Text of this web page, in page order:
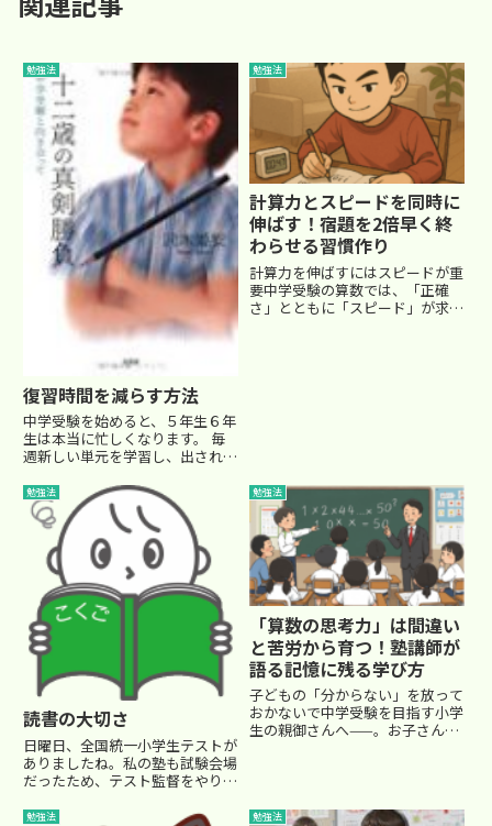
勉強法
復習時間を減らす方法
中学受験を始めると、５年生６年
生は本当に忙しくなります。 毎
週新しい単元を学習し、出される
でも宿題は、学習した内容を定着
させるための復習として必要なこ
とです。 手を抜いていると何も
定着しないままになってしま
い、...
勉強法
計算力とスピードを同時に
伸ばす！宿題を2倍早く終
わらせる習慣作り
計算力を伸ばすにはスピードが重
要中学受験の算数では、「正確
さ」とともに「スピード」が求め
勉強法
読書の大切さ
日曜日、全国統一小学生テストが
ありましたね。私の塾も試験会場
だったため、テスト監督をやりま
めて感じたことです。 私は小４
勉強法
「算数の思考力」は間違い
と苦労から育つ！塾講師が
語る記憶に残る学び方
子どもの「分からない」を放って
おかないで中学受験を目指す小学
生の親御さんへ——。お子さんが
事な瞬間です！今回は、算数の
勉強法 勉強法